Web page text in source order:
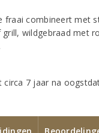
fraai combineert met
wildgebraad met
7 jaar na